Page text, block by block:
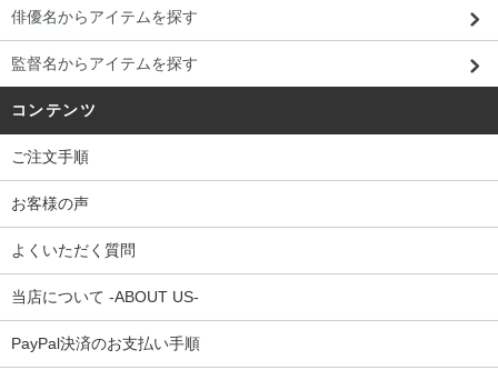
俳優名からアイテムを探す
監督名からアイテムを探す
コンテンツ
ご注文手順
お客様の声
よくいただく質問
当店について -ABOUT US-
PayPal決済のお支払い手順